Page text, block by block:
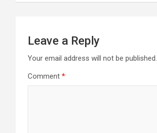
Leave a Reply
Your email address will not be published.
Comment *